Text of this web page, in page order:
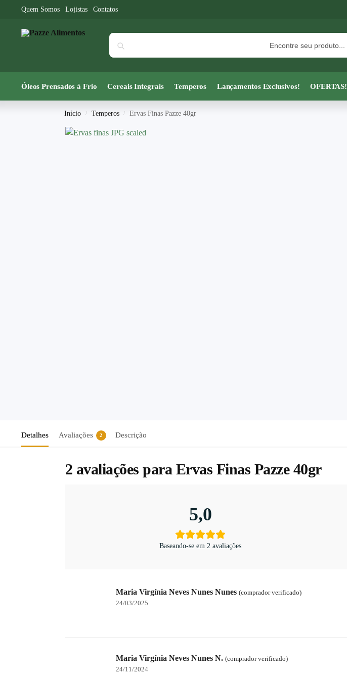
Quem Somos Lojistas Contatos
Óleos Prensados à Frio Cereais Integrais Temperos Lançamentos Exclusivos! OFERTAS!
Início / Temperos / Ervas Finas Pazze 40gr
Detalhes Avaliações 2 Descrição
2 avaliações para Ervas Finas Pazze 40gr
5,0
Baseando-se em 2 avaliações
Maria Virgínia Neves Nunes Nunes (comprador verificado)
24/03/2025
Maria Virgínia Neves Nunes N. (comprador verificado)
24/11/2024